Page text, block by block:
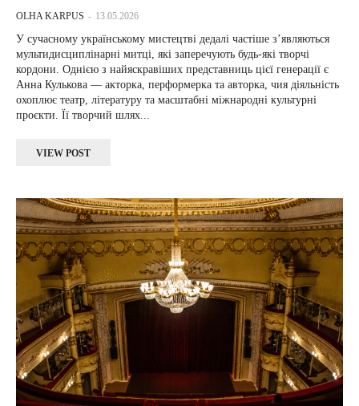
OLHA KARPUS - 13.05.2026
У сучасному українському мистецтві дедалі частіше з’являються
мультидисциплінарні митці, які заперечують будь-які творчі
кордони. Однією з найяскравіших представниць цієї генерації є
Анна Кулькова — акторка, перформерка та авторка, чия діяльність
охоплює театр, літературу та масштабні міжнародні культурні
проєкти. Її творчий шлях...
VIEW POST